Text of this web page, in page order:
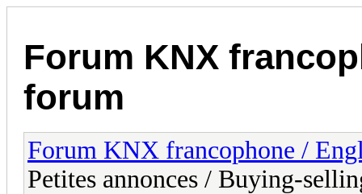
Forum KNX
forum
Forum KNX francophone /
Petites annonces / Buying-